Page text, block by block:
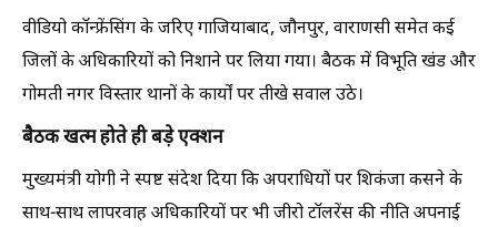
वीडियो कॉन्फ्रेंसिंग के जरिए गाजियाबाद, जौनपुर, वाराणसी समेत कई
जिलों के अधिकारियों को निशाने पर लिया गया। बैठक में विभूति खंड और
गोमती नगर विस्तार थानों के कार्यों पर तीखे सवाल उठे।
बैठक खत्म होते ही बड़े एक्शन
मुख्यमंत्री योगी ने स्पष्ट संदेश दिया कि अपराधियों पर शिकंजा कसने के
साथ-साथ लापरवाह अधिकारियों पर भी जीरो टॉलरेंस की नीति अपनाई